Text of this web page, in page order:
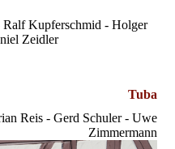
Kupferschmid - Holger
Zeidler
Tuba
Reis - Gerd Schuler - Uwe
Zimmermann